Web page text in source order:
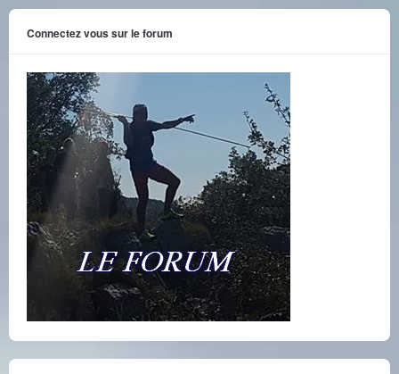
Connectez vous sur le forum